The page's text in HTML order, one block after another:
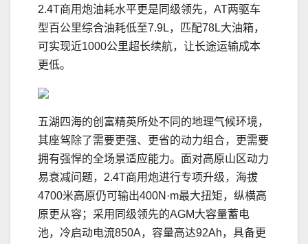
2.4T商用炮油耗水平更是同级领先，AT两驱车
型百公里综合油耗低至7.9L，匹配78L大油箱，
可实现近1000公里超长续航，让长途运输成本
更低。
五湖四海的创富精英所处不同的地理气候环境，
其座驾除了需要更强、更省的动力组合，更需要
拥有强悍的全场景适应能力。面对高原山区动力
易衰减问题，2.4T商用炮进行专项升级，海拔
4700米高原仍可输出400N·m最大扭矩，纵横高
原更从容；采用同级领先的AGM大容量蓄电
池，冷启动电流850A，容量高达92Ah，具备更